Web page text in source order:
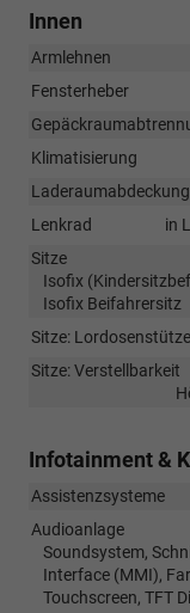
Innen
Armlehnen
Fensterheber
Klimatisierung
Laderaumabdeckung
Lenkrad
in
Sitze
Isofix
Isofix Beifahrersitz
Sitze: Lordosenstütze
Sitze: Verstellbarkeit
Infotainment &
Assistenzsysteme
Audioanlage
Soundsystem,
Interface (MMI),
Touchscreen, TFT